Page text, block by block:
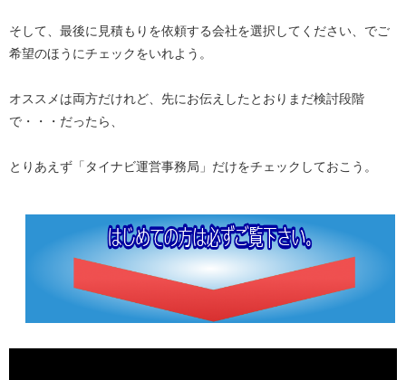
そして、最後に見積もりを依頼する会社を選択してください、でご
希望のほうにチェックをいれよう。
オススメは両方だけれど、先にお伝えしたとおりまだ検討段階
で・・・だったら、
とりあえず「タイナビ運営事務局」だけをチェックしておこう。